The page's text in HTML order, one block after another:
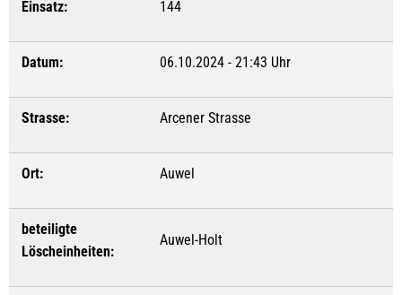
Einsatz: 144
Datum: 06.10.2024 - 21:43 Uhr
Strasse: Arcener Strasse
Ort: Auwel
beteiligte
Löscheinheiten:
Auwel-Holt